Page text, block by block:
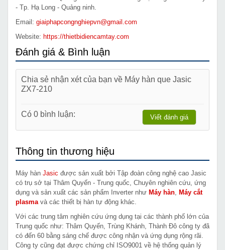
- Tp. Hạ Long - Quảng ninh.
Email: giaiphapcongnghiepvn@gmail.com
Website: https://thietbidiencamtay.com
Đánh giá & Bình luận
Chia sẻ nhận xét của bạn về Máy hàn que Jasic
ZX7-210
Có 0 bình luận: Viết đánh giá
Thông tin thương hiệu
Máy hàn Jasic được sản xuất bởi Tập đoàn công nghệ cao Jasic
có trụ sở tại Thâm Quyến - Trung quốc, Chuyên nghiên cứu, ứng
dụng và sản xuất các sản phẩm Inverter như Máy hàn
Máy cắt
plasma và các thiết bị hàn tự động khác.
Với các trung tâm nghiên cứu ứng dụng tại các thành phố lớn của
Trung quốc như: Thâm Quyến, Trùng Khánh, Thành Đô công ty đã
có đến 60 bằng sáng chế được công nhận và ứng dụng rộng rãi.
Công ty cũng đạt được chứng chỉ ISO9001 về hệ thống quản lý